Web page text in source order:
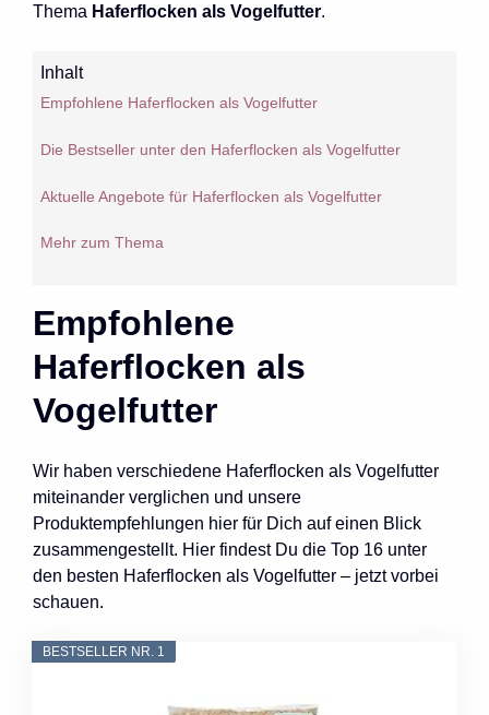
Thema Haferflocken als Vogelfutter.
Inhalt
Empfohlene Haferflocken als Vogelfutter
Die Bestseller unter den Haferflocken als Vogelfutter
Aktuelle Angebote für Haferflocken als Vogelfutter
Mehr zum Thema
Empfohlene
Haferflocken als
Vogelfutter
Wir haben verschiedene Haferflocken als Vogelfutter
miteinander verglichen und unsere
Produktempfehlungen hier für Dich auf einen Blick
zusammengestellt. Hier findest Du die Top 16 unter
den besten Haferflocken als Vogelfutter – jetzt vorbei
schauen.
BESTSELLER NR. 1